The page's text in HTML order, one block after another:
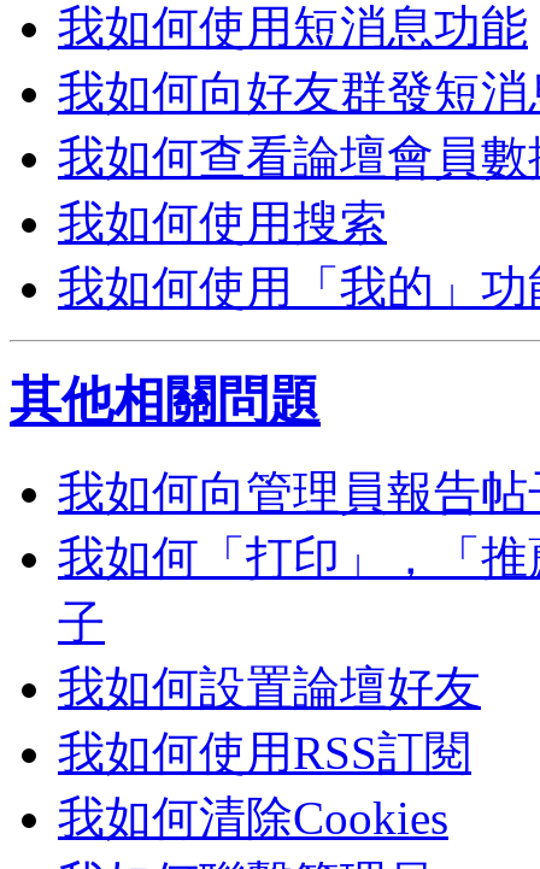
我如何使用短消息功能
我如何向好友群發短消
我如何查看論壇會員數
我如何使用搜索
我如何使用「我的」功
其他相關問題
我如何向管理員報告帖
我如何「打印」，「
子
我如何設置論壇好友
我如何使用RSS訂閱
我如何清除Cookies